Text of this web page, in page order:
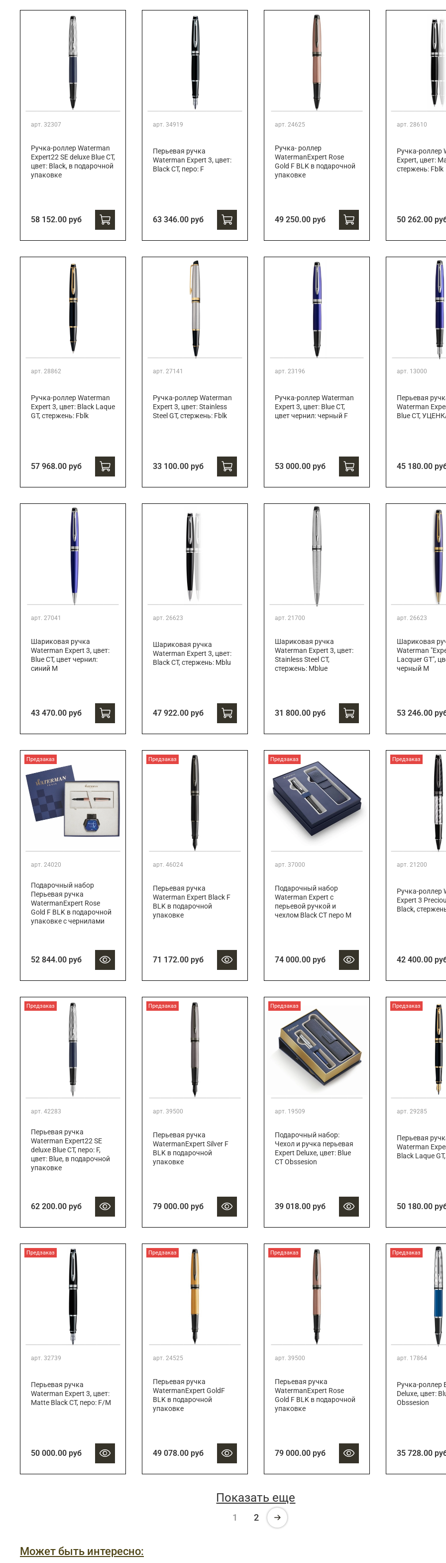
Подарки брокеру
Подарки директору/руководителю
Подарки строителю
арт. 32307
Ручка-роллер Waterman
Expert22 SE deluxe Blue CT,
цвет: Black, в подарочной
упаковке
58 152.00 руб
арт. 34919
Перьевая ручка
Waterman Expert 3, цвет:
Black CT, перо: F
63 346.00 руб
арт. 24625
Ручка- роллер
WatermanExpert Rose
Gold F BLK в подарочной
упаковке
49 250.00 руб
арт. 28610
Ручка-роллер
Expert, цвет:
стержень: Fblk
50 262.00
арт. 28862
Ручка-роллер Waterman
Expert 3, цвет: Black Laque
GT, стержень: Fblk
57 968.00 руб
арт. 27141
Ручка-роллер Waterman
Expert 3, цвет: Stainless
Steel GT, стержень: Fblk
33 100.00 руб
арт. 23196
Ручка-роллер Waterman
Expert 3, цвет: Blue CT,
цвет чернил: черный F
53 000.00 руб
арт. 13000
Перьевая
Waterman
Blue CT,
45 180.00
арт. 27041
Шариковая ручка
Waterman Expert 3, цвет:
Blue CT, цвет чернил:
синий М
43 470.00 руб
арт. 26623
Шариковая ручка
Waterman Expert 3, цвет:
Black CT, стержень: Mblu
47 922.00 руб
арт. 21700
Шариковая ручка
Waterman Expert 3, цвет:
Stainless Steel CT,
стержень: Mblue
31 800.00 руб
арт. 26623
Шариковая
Waterman
Lacquer GT",
черный М
53 246.00
Предзаказ
арт. 24020
Подарочный набор
Перьевая ручка
WatermanExpert Rose
Gold F BLK в подарочной
упаковке с чернилами
52 844.00 руб
Предзаказ
арт. 46024
Перьевая ручка
Waterman Expert Black F
BLK в подарочной
упаковке
71 172.00 руб
Предзаказ
арт. 37000
Подарочный набор
Waterman Expert с
перьевой ручкой и
чехлом Black CT перо M
74 000.00 руб
Предзаказ
арт. 21200
Ручка-роллер
Expert 3
Black,
42 400.00
Предзаказ
арт. 42283
Перьевая ручка
Waterman Expert22 SE
deluxe Blue CT, перо: F,
цвет: Blue, в подарочной
упаковке
62 200.00 руб
Предзаказ
арт. 39500
Перьевая ручка
WatermanExpert Silver F
BLK в подарочной
упаковке
79 000.00 руб
Предзаказ
арт. 19509
Подарочный набор:
Чехол и ручка перьевая
Expert Deluxe, цвет: Blue
CT Obssesion
39 018.00 руб
Предзаказ
арт. 29285
Перьевая
Waterman
Black Laque
50 180.00
Предзаказ
арт. 32739
Перьевая ручка
Waterman Expert 3, цвет:
Matte Black CT, перо: F/M
50 000.00 руб
Предзаказ
арт. 24525
Перьевая ручка
WatermanExpert GoldF
BLK в подарочной
упаковке
49 078.00 руб
Предзаказ
арт. 39500
Перьевая ручка
WatermanExpert Rose
Gold F BLK в подарочной
упаковке
79 000.00 руб
Предзаказ
арт. 17864
Ручка-роллер
Deluxe, цвет:
Obssesion
35 728.00
Показать еще
1 2
Может быть интересно: